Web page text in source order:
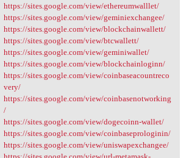
https://sites.google.com/view/ethereumwalllet/
https://sites.google.com/view/geminiexchangee/
https://sites.google.com/view/blockchainwallett/
https://sites.google.com/view/btcwallett/
https://sites.google.com/view/geminiwallet/
https://sites.google.com/view/blockchainloginn/
https://sites.google.com/view/coinbaseacountreco
very/
https://sites.google.com/view/coinbasenotworking
/
https://sites.google.com/view/dogecoinn-wallet/
https://sites.google.com/view/coinbaseprologinin/
https://sites.google.com/view/uniswapexchangee/